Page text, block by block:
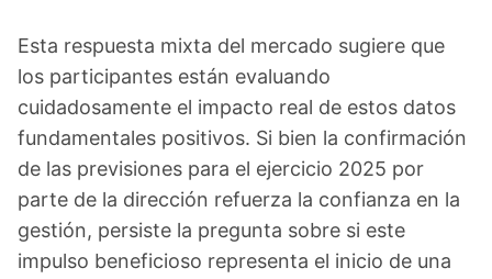
Esta respuesta mixta del mercado sugiere que
los participantes están evaluando
cuidadosamente el impacto real de estos datos
fundamentales positivos. Si bien la confirmación
de las previsiones para el ejercicio 2025 por
parte de la dirección refuerza la confianza en la
gestión, persiste la pregunta sobre si este
impulso beneficioso representa el inicio de una